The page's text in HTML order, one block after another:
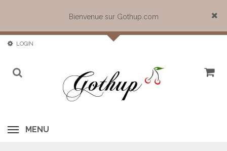
Bienvenue sur Gothup.com
Close
LOGIN
MENU